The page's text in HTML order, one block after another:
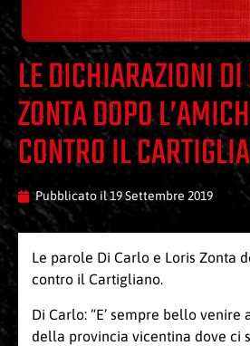
LE DICHIARAZIONI
ZONTA DOPO
CONTRO IL
Pubblicato il19 Settembre 2019
Le parole Di Carlo e Loris Zonta
contro il Cartigliano.
Di Carlo: “E’ sempre bello
della provincia vicentina dove ci